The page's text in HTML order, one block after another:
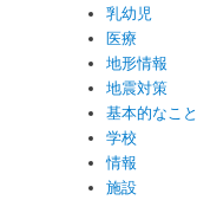
乳幼児
医療
地形情報
地震対策
基本的なこと
学校
情報
施設